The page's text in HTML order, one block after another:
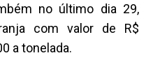
no último dia 29,
com valor de R$
a tonelada.